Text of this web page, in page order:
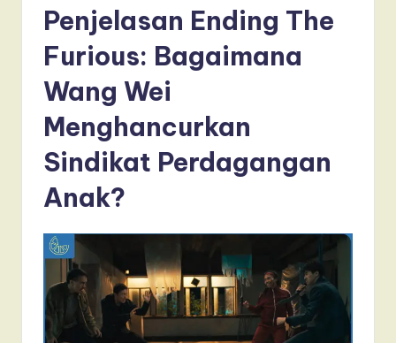
Penjelasan Ending The
Furious: Bagaimana
Wang Wei
Menghancurkan
Sindikat Perdagangan
Anak?